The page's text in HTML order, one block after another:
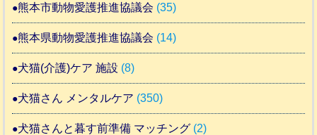
熊本市動物愛護推進協議会 (35)
熊本県動物愛護推進協議会 (14)
犬猫(介護)ケア 施設 (8)
犬猫さん メンタルケア (350)
犬猫さんと暮す前準備 マッチング (2)